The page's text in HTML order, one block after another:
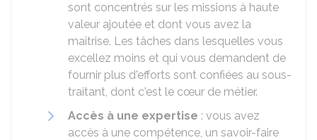
sont concentrés sur les missions à haute
valeur ajoutée et dont vous avez la
maîtrise. Les tâches dans lesquelles vous
excellez moins et qui vous demandent de
fournir plus d'efforts sont confiées au sous-
traitant, dont c'est le cœur de métier.
Accès à une expertise : vous avez
accès à une compétence, un savoir-faire